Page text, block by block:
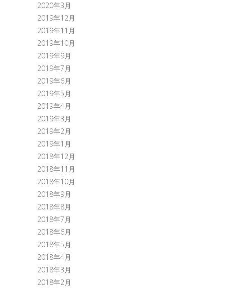
2020年3月
2019年12月
2019年11月
2019年10月
2019年9月
2019年7月
2019年6月
2019年5月
2019年4月
2019年3月
2019年2月
2019年1月
2018年12月
2018年11月
2018年10月
2018年9月
2018年8月
2018年7月
2018年6月
2018年5月
2018年4月
2018年3月
2018年2月